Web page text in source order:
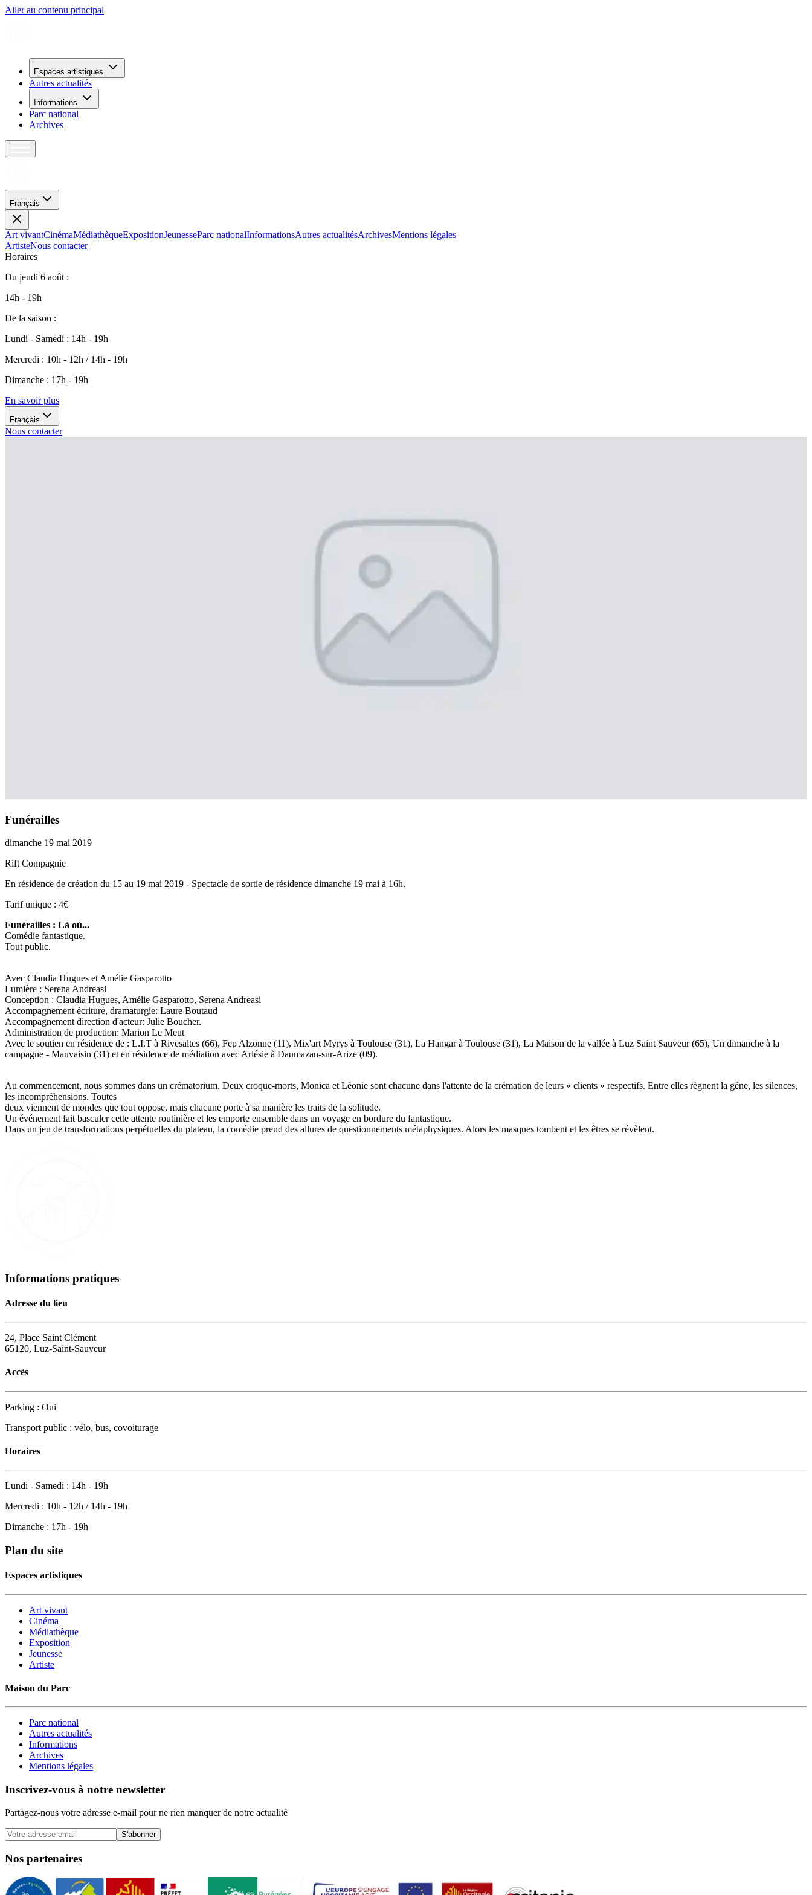
Aller au contenu principal
Espaces artistiques
Autres actualités
Informations
Parc national
Archives
Français
Art vivantCinémaMédiathèqueExpositionJeunesseParc nationalInformationsAutres actualitésArchivesMentions légales
ArtisteNous contacter
Horaires
Du jeudi 6 août :
14h - 19h
De la saison :
Lundi - Samedi : 14h - 19h
Mercredi : 10h - 12h / 14h - 19h
Dimanche : 17h - 19h
En savoir plus
Français
Nous contacter
Funérailles
dimanche 19 mai 2019
Rift Compagnie
En résidence de création du 15 au 19 mai 2019 - Spectacle de sortie de résidence dimanche 19 mai à 16h.
Tarif unique : 4€
Funérailles : Là où...
Comédie fantastique.
Tout public.
Avec Claudia Hugues et Amélie Gasparotto
Lumière : Serena Andreasi
Conception : Claudia Hugues, Amélie Gasparotto, Serena Andreasi
Accompagnement écriture, dramaturgie: Laure Boutaud
Accompagnement direction d'acteur: Julie Boucher.
Administration de production: Marion Le Meut
Avec le soutien en résidence de : L.I.T à Rivesaltes (66), Fep Alzonne (11), Mix'art Myrys à Toulouse (31), La Hangar à Toulouse (31), La Maison de la vallée à Luz Saint Sauveur (65), Un dimanche à la
campagne - Mauvaisin (31) et en résidence de médiation avec Arlésie à Daumazan-sur-Arize (09).
Au commencement, nous sommes dans un crématorium. Deux croque-morts, Monica et Léonie sont chacune dans l'attente de la crémation de leurs « clients » respectifs. Entre elles règnent la gêne, les silences,
les incompréhensions. Toutes
deux viennent de mondes que tout oppose, mais chacune porte à sa manière les traits de la solitude.
Un événement fait basculer cette attente routinière et les emporte ensemble dans un voyage en bordure du fantastique.
Dans un jeu de transformations perpétuelles du plateau, la comédie prend des allures de questionnements métaphysiques. Alors les masques tombent et les êtres se révèlent.
Informations pratiques
Adresse du lieu
24, Place Saint Clément
65120, Luz-Saint-Sauveur
Accès
Parking : Oui
Transport public : vélo, bus, covoiturage
Horaires
Lundi - Samedi : 14h - 19h
Mercredi : 10h - 12h / 14h - 19h
Dimanche : 17h - 19h
Plan du site
Espaces artistiques
Art vivant
Cinéma
Médiathèque
Exposition
Jeunesse
Artiste
Maison du Parc
Parc national
Autres actualités
Informations
Archives
Mentions légales
Inscrivez-vous à notre newsletter
Partagez-nous votre adresse e-mail pour ne rien manquer de notre actualité
S'abonner
Nos partenaires